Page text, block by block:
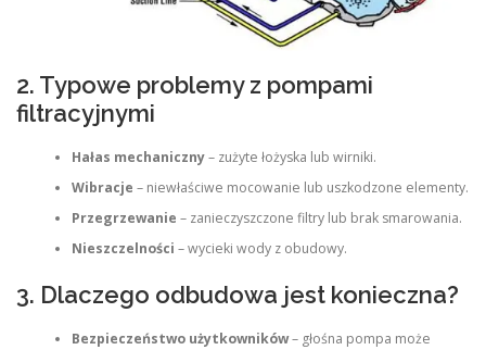
2. Typowe problemy z pompami
filtracyjnymi
Hałas mechaniczny– zużyte łożyska lub wirniki.
Wibracje – niewłaściwe mocowanie lub uszkodzone elementy.
Przegrzewanie – zanieczyszczone filtry lub brak smarowania.
Nieszczelności – wycieki wody z obudowy.
3. Dlaczego odbudowa jest konieczna?
Bezpieczeństwo użytkowników– głośna pompa może